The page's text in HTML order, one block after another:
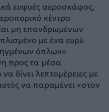
ευφυές αεροσκάφος,
κέντρο
μη επανδρωμένων
με ένα ευρύ
όπλων»
προς τα μέσα
δίνει λεπτομέρειες με
να παραμένει «στον